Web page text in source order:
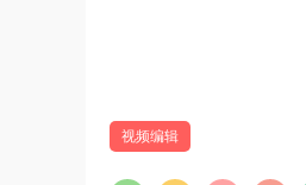
• 磁性时间线利用高
• 文本搜索允许您直接
视频编辑